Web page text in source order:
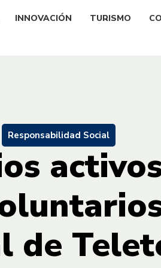
INNOVACIÓN TURISMO
Responsabilidad Social
de